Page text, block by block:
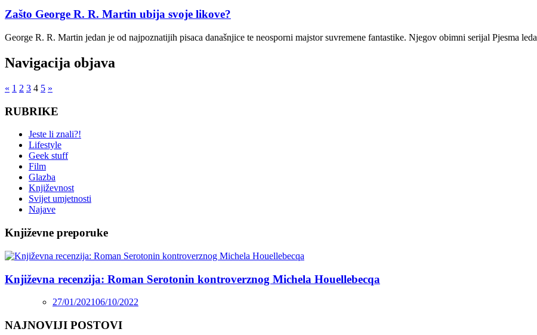
Zašto George R. R. Martin ubija svoje likove?
George R. R. Martin jedan je od najpoznatijih pisaca današnjice te neosporni majstor suvremene fantastike. Njegov obimni serijal Pjesma leda
Navigacija objava
« 1 2 3 4 5 »
RUBRIKE
Jeste li znali?!
Lifestyle
Geek stuff
Film
Glazba
Književnost
Svijet umjetnosti
Najave
Književne preporuke
Književna recenzija: Roman Serotonin kontroverznog Michela Houellebecqa
27/01/202106/10/2022
NAJNOVIJI POSTOVI